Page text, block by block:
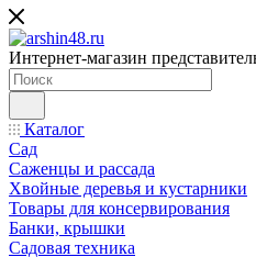
Интернет-магазин
Каталог
Сад
Саженцы и рассада
Хвойные деревья и кустарники
Товары для консервирования
Банки, крышки
Садовая техника